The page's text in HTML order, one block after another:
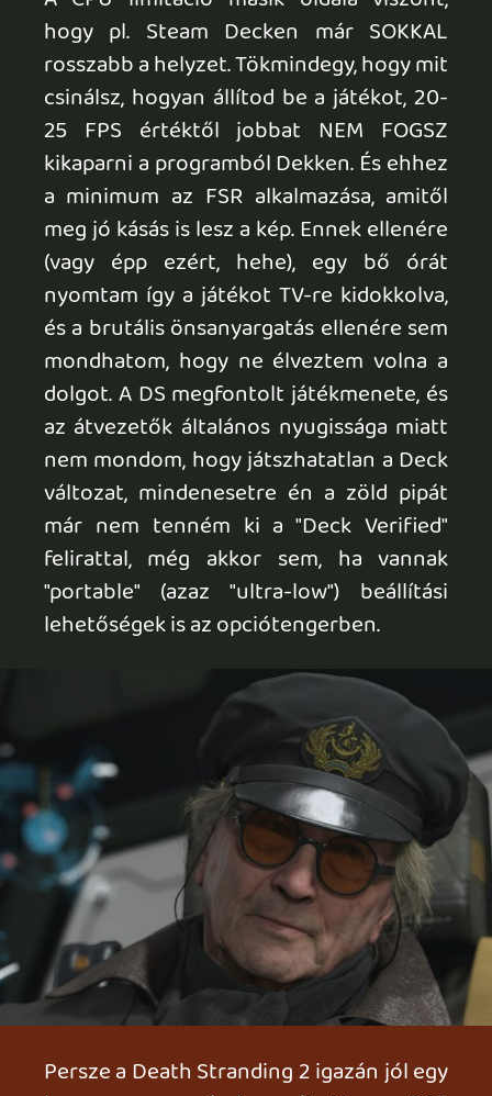
Ahogy Csaba kollégám zárta az eredeti
kritikáját: "Akárcsak az első rész, a Death
Stranding 2: On the Beach is többrétű
entitás, ebből kifolyólag számos ponton
nyerheti el a szimpátiádat, vagy éppen
vívhatja ki az ellenérzésedet." Ez a
megállapítás a tartalmat tekintve
megállja a helyét, a PC port kapcsán pedig
azért inkább jó, mint vegyes élményekkel
gazdagodtunk. Sajnálatosan a játék
handheld gépeken szinte esélytelenül
indul versenybe, vagy inkább fordítva: a
Deck kiesik, a Rog Ally X még csak-csak
elfuttatja, de borzasztó
kompromisszumokkal. A régebbi vasakra
való skálázódása rendben találtatik (ha
FSR, vagy még inkább DLSS birtokában
vagy), de a játék igazán modern
hardveren érzi jól magát, ahol a PS5 Pró
feje fölé tud érni. Ehhez viszont kell a vas.
Irányítása kellemes egér+billentyűzet
módban is, menüi, opciótengere inkább
pécés, mint konzolos szemléletet
tükröznek. Higgyjétek el, lesz mivel
vacakolni, ha rámentek a teljes
A kérdés az, hogy Kojimával mennyire
vagy jóba?! Ha semennyire, akkor nem az
On the Beach lesz az, ami meggyőz majd
a mester munkásságáról. Ha viszont
kedvelted az előző részt is PC-ről tolni,
akkor mire vársz? Irány a rengeteg!